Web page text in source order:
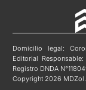
Domicilio legal:
Editorial
Registro DNDA
Copyright 2026